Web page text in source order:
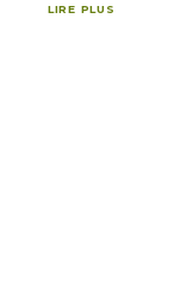
LIRE PLUS